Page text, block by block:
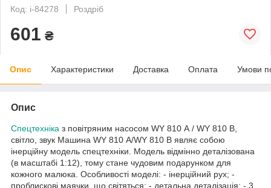
Код: i-84278
Роздріб
601 ₴
Опис Характеристики Доставка Оплата Умови
Опис
Спецтехніка з повітряним насосом WY 810 А / WY 810 В,
світло, звук Машина WY 810 А/WY 810 В являє собою
інерційну модель спецтехніки. Модель відмінно деталізована
(в масштабі 1:12), тому стане чудовим подарунком для
кожного малюка. Особливості моделі: - інерційний рух; -
проблискові маячки, що світяться; - детальна деталізація; - 3